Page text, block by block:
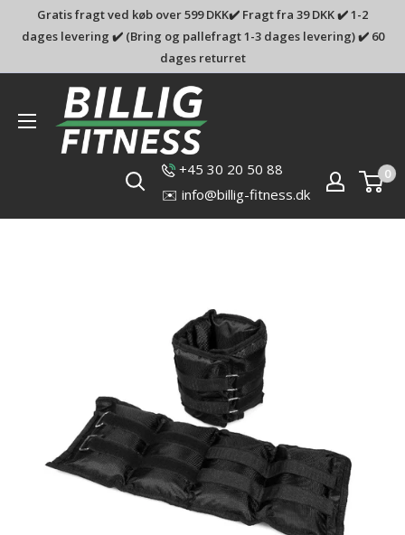
Gratis fragt ved køb over 599 DKK✔️ Fragt fra 39 DKK ✔️ 1-2
dages levering ✔️ (Bring og pallefragt 1-3 dages levering) ✔️ 60
dages returret
Billig-
fitness.dk
+45 30 20 50 88
✉️ info@billig-fitness.dk
0